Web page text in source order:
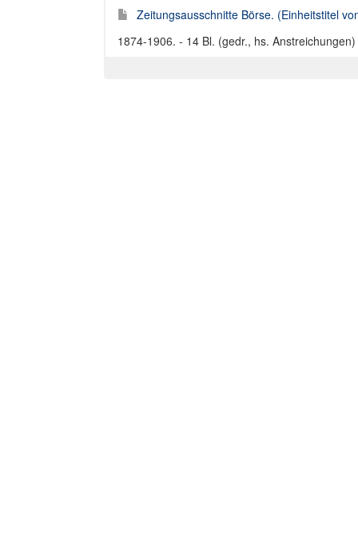
Zeitungsausschnitte Börse. (Einheitstitel
1874-1906. - 14 Bl. (gedr., hs. Anstreichungen)